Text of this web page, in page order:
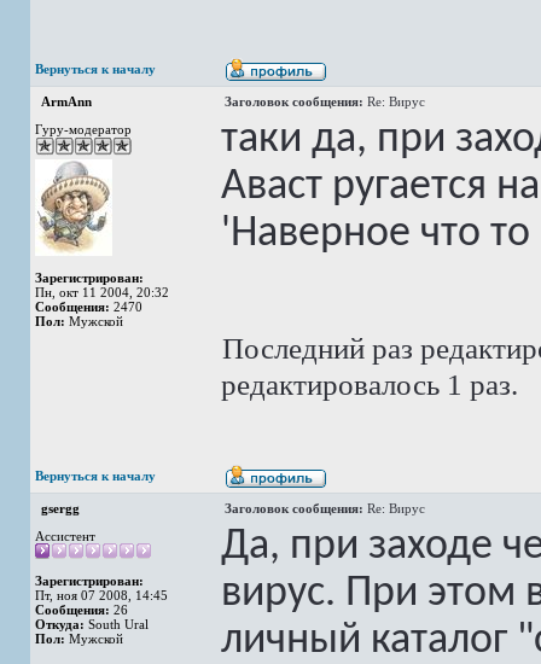
Вернуться к началу
ArmAnn Заголовок сообщения: Re: Вирус
Гуру-модератор
Зарегистрирован:
Пн, окт 11 2004, 20:32
Сообщения: 2470
Пол: Мужской
таки да, при
Аваст ругается
'Наверное что
Последний раз
редактировалось 1 раз.
Вернуться к началу
gsergg Заголовок сообщения: Re: Вирус
Ассистент
Зарегистрирован:
Пт, ноя 07 2008, 14:45
Сообщения: 26
Откуда: South Ural
Пол: Мужской
Да, при заходе
вирус. При этом
личный каталог